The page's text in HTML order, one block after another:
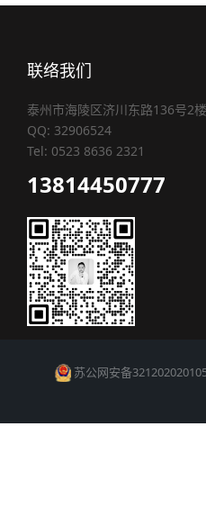
联络我们
泰州市海陵区济川东路136号2楼
QQ: 32906524
Tel: 0523 8636 2321
13814450777
苏公网安备